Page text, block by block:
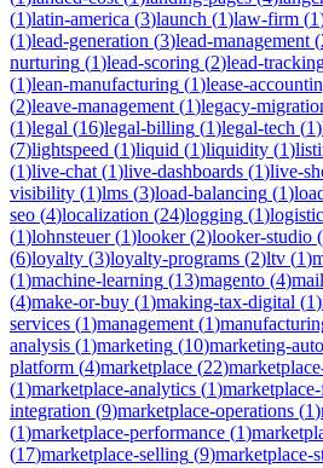
(1)latin-america (3)launch (1)law-firm (1
(1)lead-generation (3)lead-management (
nurturing (1)lead-scoring (2)lead-
(1)lean-manufacturing (1)lease-
(2)leave-management (1)legacy-
(1)legal (16)legal-billing (1)legal-tech (1)
(7)lightspeed (1)liquid (1)liquidity (1)
(1)live-chat (1)live-dashboards (1)live-
visibility (1)lms (3)load-balancing (1)
seo (4)localization (24)logging (1)
(1)lohnsteuer(1)looker(2)looker-studio (
(6)loyalty (3)loyalty-programs (2)ltv (1)
(1)machine-learning (13)magento (4)
(4)make-or-buy (1)making-tax-digital (1)
services (1)management (1)
analysis (1)marketing (10)marketing-
platform (4)marketplace (22)
(1)marketplace-analytics (1)marketplace-
integration (9)marketplace-operations (1)
(1)marketplace-performance (1)
(17)marketplace-selling (9)marketplace-